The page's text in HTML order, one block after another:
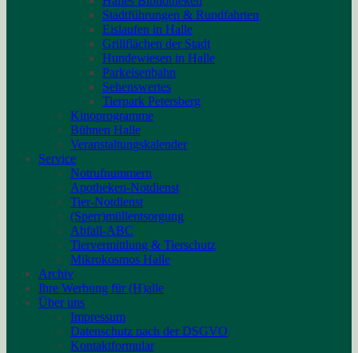
Stadtführungen & Rundfahrten
Eislaufen in Halle
Grillflächen der Stadt
Hundewiesen in Halle
Parkeisenbahn
Sehenswertes
Tierpark Petersberg
Kinoprogramme
Bühnen Halle
Veranstaltungskalender
Service
Notrufnummern
Apotheken-Notdienst
Tier-Notdienst
(Sperr)müllentsorgung
Abfall-ABC
Tiervermittlung & Tierschutz
Mikrokosmos Halle
Archiv
Ihre Werbung für (H)alle
Über uns
Impressum
Datenschutz nach der DSGVO
Kontaktformular